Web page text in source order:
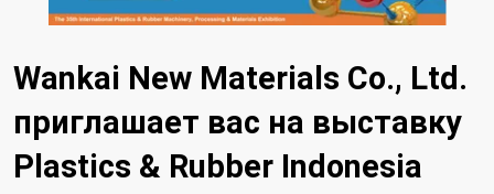
Wankai New Materials Co., Ltd.
приглашает вас на выставку
Plastics & Rubber Indonesia